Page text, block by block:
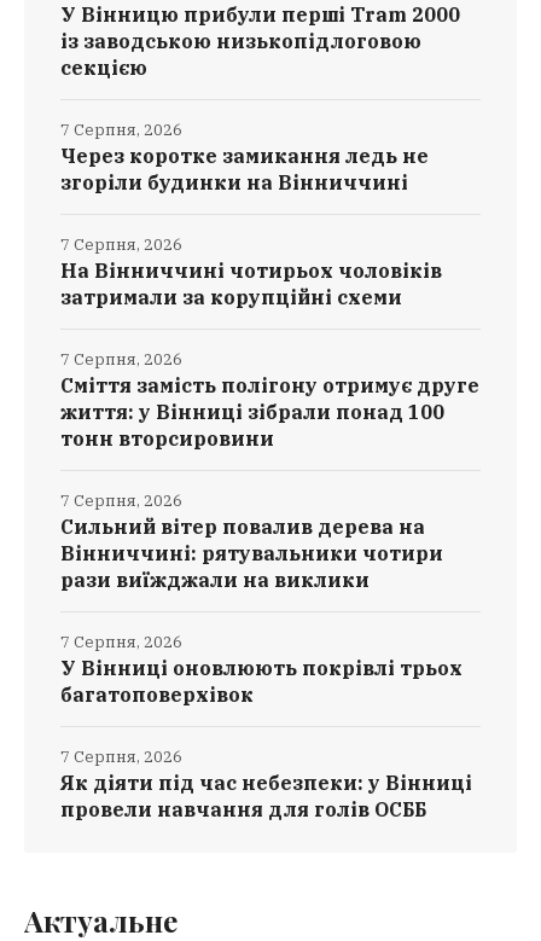
У Вінницю прибули перші Tram 2000
із заводською низькопідлоговою
секцією
Через коротке замикання ледь не
згоріли будинки на Вінниччині
7 Серпня, 2026
На Вінниччині чотирьох чоловіків
затримали за корупційні схеми
7 Серпня, 2026
Сміття замість полігону отримує друге
життя: у Вінниці зібрали понад 100
тонн вторсировини
7 Серпня, 2026
Сильний вітер повалив дерева на
Вінниччині: рятувальники чотири
рази виїжджали на виклики
7 Серпня, 2026
У Вінниці оновлюють покрівлі трьох
багатоповерхівок
7 Серпня, 2026
Як діяти під час небезпеки: у Вінниці
провели навчання для голів ОСББ
7 Серпня, 2026
Актуальне